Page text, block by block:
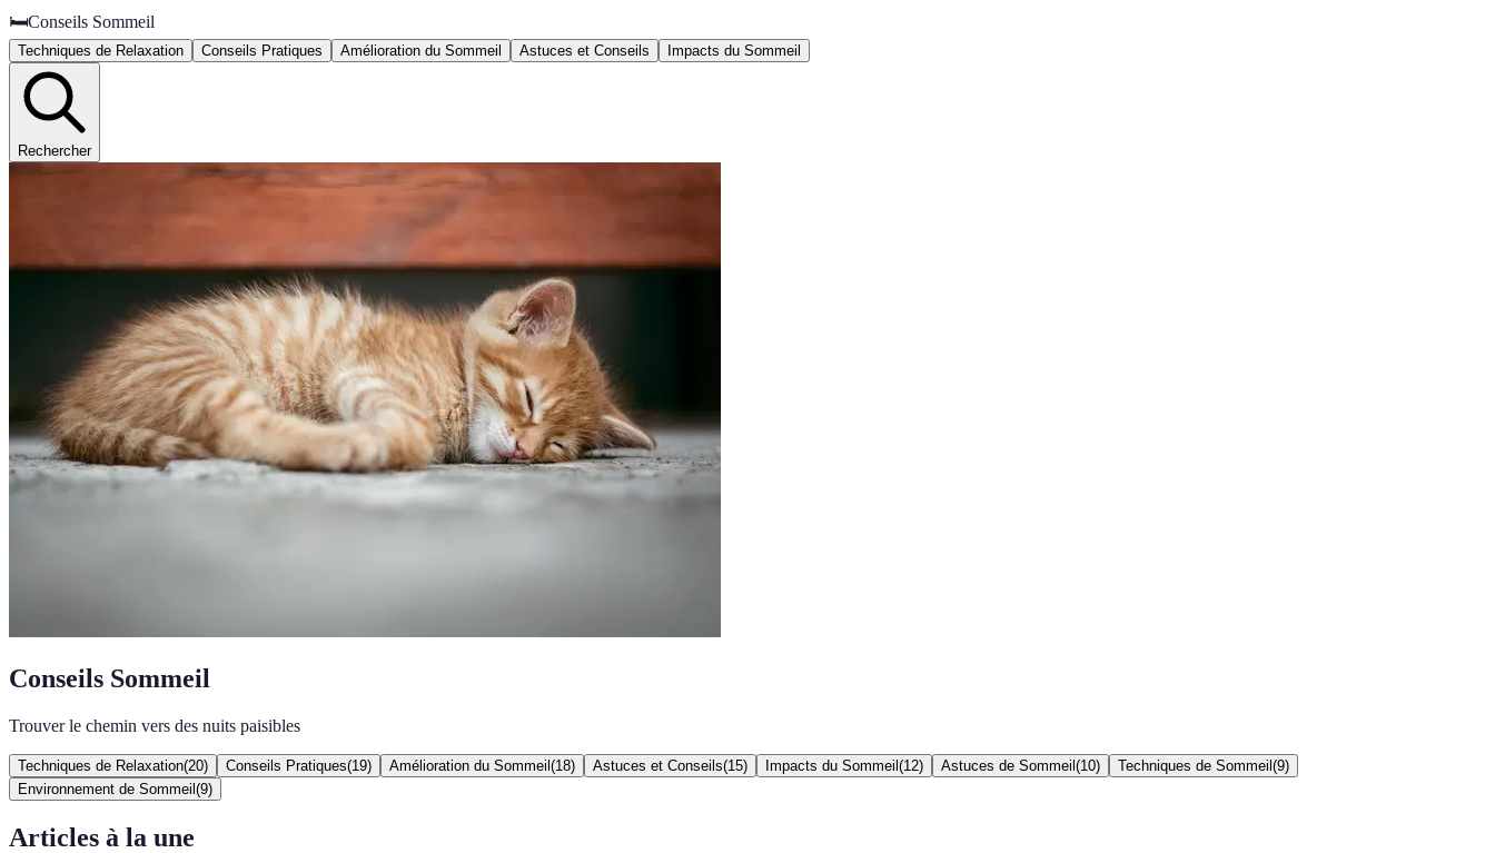
🛏️Conseils Sommeil
Techniques de Relaxation Conseils Pratiques Amélioration du Sommeil Astuces et Conseils Impacts du Sommeil
Rechercher
Conseils Sommeil
Trouver le chemin vers des nuits paisibles
Techniques de Relaxation(20) Conseils Pratiques(19) Amélioration du Sommeil (18) Astuces et Conseils(15) Impacts du Sommeil (12) Astuces de Sommeil (10) Techniques de Sommeil (9)
Environnement de Sommeil (9)
Articles à la une